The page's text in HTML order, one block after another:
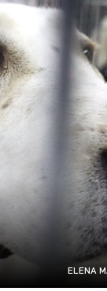
ELENA